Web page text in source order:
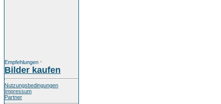
Empfehlungen *
Bilder kaufen
Nutzungsbedingungen
Impressum
Partner